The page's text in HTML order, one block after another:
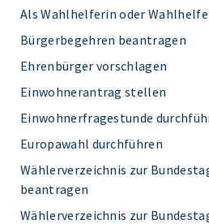
Als Wahlhelferin oder
Bürgerbegehren beantragen
Ehrenbürger vorschlagen
Einwohnerantrag stellen
Einwohnerfragestunde
Europawahl durchführen
Wählerverzeichnis zur
beantragen
Wählerverzeichnis zur